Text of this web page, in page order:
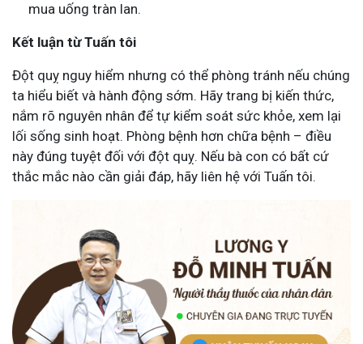
mua uống tràn lan.
Kết luận từ Tuấn tôi
Đột quỵ nguy hiểm nhưng có thể phòng tránh nếu chúng
ta hiểu biết và hành động sớm. Hãy trang bị kiến thức,
nắm rõ nguyên nhân để tự kiểm soát sức khỏe, xem lại
lối sống sinh hoạt. Phòng bệnh hơn chữa bệnh – điều
này đúng tuyệt đối với đột quỵ. Nếu bà con có bất cứ
thắc mắc nào cần giải đáp, hãy liên hệ với Tuấn tôi.